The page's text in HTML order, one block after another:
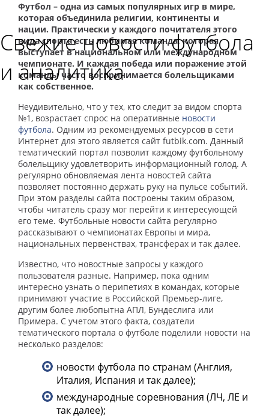
Свежие новости футбола
и аналитика
Футбол – одна из самых популярных игр в мире,
которая объединила религии, континенты и
нации. Практически у каждого почитателя этого
вида спорта есть любимая команда, которая
выступает в национальном или международном
чемпионате. И каждая победа или поражение этой
команды часто воспринимается болельщиками
как собственное.
Неудивительно, что у тех, кто следит за видом спорта
№1, возрастает спрос на оперативные новости
футбола. Одним из рекомендуемых ресурсов в сети
Интернет для этого является сайт futbik.com. Данный
тематический портал позволит каждому футбольному
болельщику удовлетворить информационный голод. А
регулярно обновляемая лента новостей сайта
позволяет постоянно держать руку на пульсе событий.
При этом разделы сайта построены таким образом,
чтобы читатель сразу мог перейти к интересующей
его теме. Футбольные новости сайта регулярно
рассказывают о чемпионатах Европы и мира,
национальных первенствах, трансферах и так далее.
Известно, что новостные запросы у каждого
пользователя разные. Например, пока одним
интересно узнать о перипетиях в командах, которые
принимают участие в Российской Премьер-лиге,
другим более любопытна АПЛ, Бундеслига или
Примера. С учетом этого факта, создатели
тематического портала о футболе поделили новости на
несколько разделов:
новости футбола по странам (Англия,
Италия, Испания и так далее);
международные соревнования (ЛЧ, ЛЕ и
так далее);